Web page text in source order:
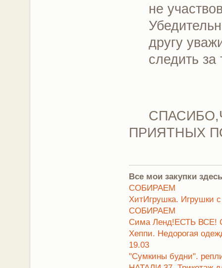
не
другу
следить за
ПРИЯТНЫХ
Все мои закупки
СОБИРАЕМ
ХитИгрушка. Игрушки
СОБИРАЕМ
Сима Ленд!ЕСТЬ ВСЕ!
Хеппи. Недорогая
19.03
"Сумкины будни".